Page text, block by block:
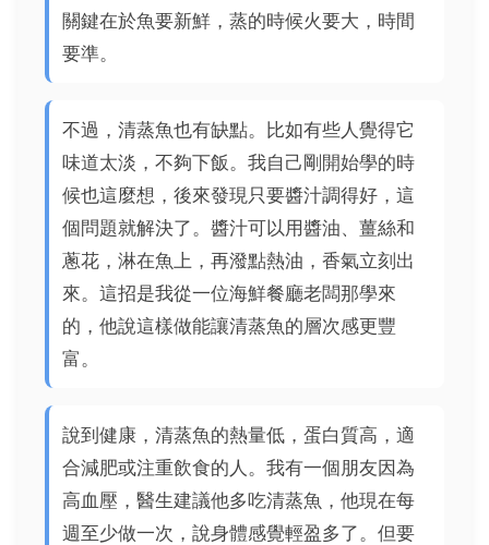
關鍵在於魚要新鮮，蒸的時候火要大，時間
要準。
不過，清蒸魚也有缺點。比如有些人覺得它
味道太淡，不夠下飯。我自己剛開始學的時
候也這麼想，後來發現只要醬汁調得好，這
個問題就解決了。醬汁可以用醬油、薑絲和
蔥花，淋在魚上，再潑點熱油，香氣立刻出
來。這招是我從一位海鮮餐廳老闆那學來
的，他說這樣做能讓清蒸魚的層次感更豐
富。
說到健康，清蒸魚的熱量低，蛋白質高，適
合減肥或注重飲食的人。我有一個朋友因為
高血壓，醫生建議他多吃清蒸魚，他現在每
週至少做一次，說身體感覺輕盈多了。但要